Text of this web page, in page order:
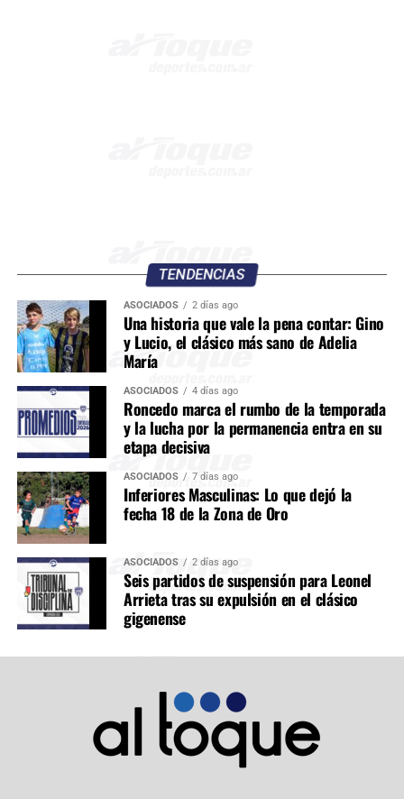
TENDENCIAS
ASOCIADOS 2 días ago
Una historia que vale la pena contar: Gino
y Lucio, el clásico más sano de Adelia
María
ASOCIADOS 4 días ago
Roncedo marca el rumbo de la temporada
y la lucha por la permanencia entra en su
etapa decisiva
ASOCIADOS 7 días ago
Inferiores Masculinas: Lo que dejó la
fecha 18 de la Zona de Oro
ASOCIADOS 2 días ago
Seis partidos de suspensión para Leonel
Arrieta tras su expulsión en el clásico
gigenense